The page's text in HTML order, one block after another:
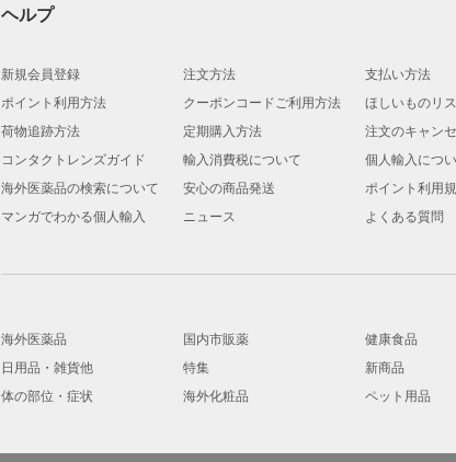
ヘルプ
新規会員登録 注文方法 支払い方法
ポイント利用方法
クーポンコードご利用方法 ほしいものリ
荷物追跡方法
定期購入方法 注文のキャン
コンタクトレンズガイド
輸入消費税について 個人輸入につ
海外医薬品の検索について
安心の商品発送 ポイント利用
マンガでわかる個人輸入
ニュース よくある質問
海外医薬品 国内市販薬 健康食品
日用品・雑貨他
特集 新商品
体の部位・症状
海外化粧品 ペット用品